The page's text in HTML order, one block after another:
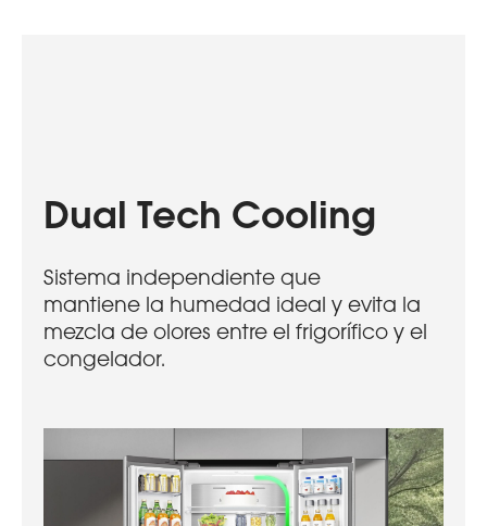
Dual Tech Cooling
Sistema independiente que
mantiene la humedad ideal y evita la
mezcla de olores entre el frigorífico y el
congelador.